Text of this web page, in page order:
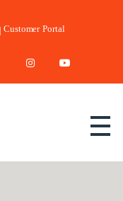
Customer Portal